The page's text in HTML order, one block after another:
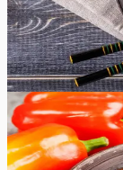
kindlasti
30min
1tk
Lihtne
5.0
Gazpacho